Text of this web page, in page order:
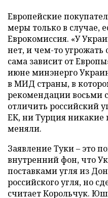
Европейские
меры только в случае,
Еврокомиссия. «У
нет, и чем-то
сама зависит от
июне минэнерго
в МИД страны, в
рекомендации восьми
отличить российский
ЕК, ни Турция никакие
меняли.
Заявление Туки – это
внутренний фон, что
поставками угля из
российского угля, но
считает Корольчук.